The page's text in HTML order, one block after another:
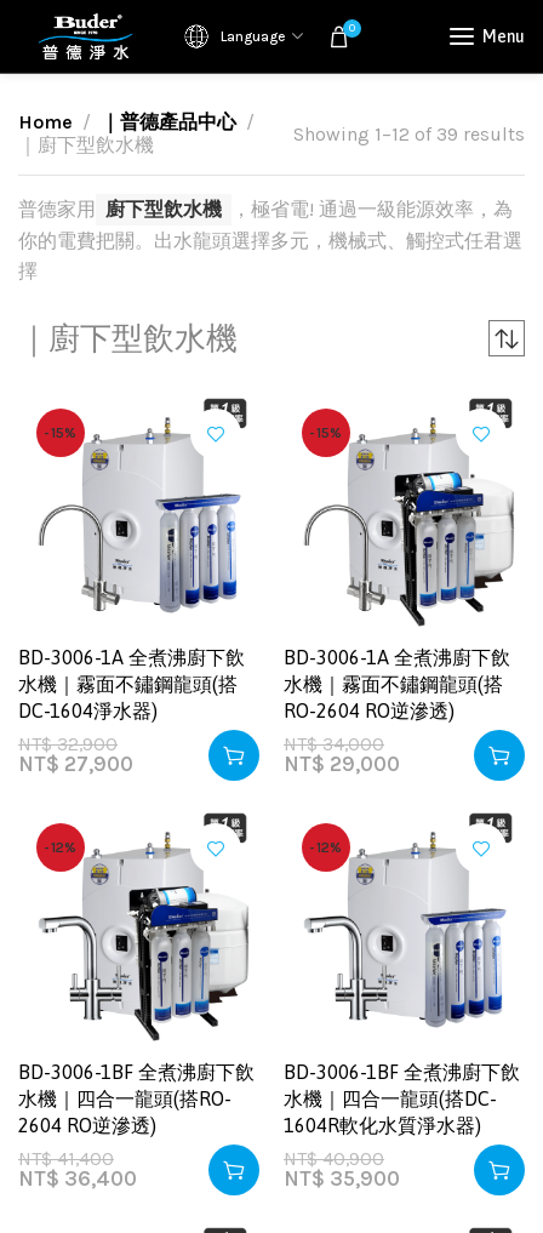
Language 0 Menu
Home
｜普德產品中心
｜廚下型飲水機
Showing 1–12 of 39 results
普德家用 廚下型飲水機
，極省電! 通過一級能源效率，為
你的電費把關。出水龍頭選擇多元，機械式、觸控式任君選
擇
｜廚下型飲水機
-15%
BD-3006-1A 全煮沸廚下飲
水機｜霧面不鏽鋼龍頭(搭
DC-1604淨水器)
NT$32,900
NT$ 27,900
-15%
BD-3006-1A 全煮沸廚下飲
水機｜霧面不鏽鋼龍頭(搭
RO-2604 RO逆滲透)
NT$34,000
NT$ 29,000
-12%
BD-3006-1BF 全煮沸廚下飲
水機｜四合一龍頭(搭RO-
2604 RO逆滲透)
NT$41,400
NT$ 36,400
-12%
BD-3006-1BF 全煮沸廚下飲
水機｜四合一龍頭(搭DC-
1604R軟化水質淨水器)
NT$40,900
NT$ 35,900